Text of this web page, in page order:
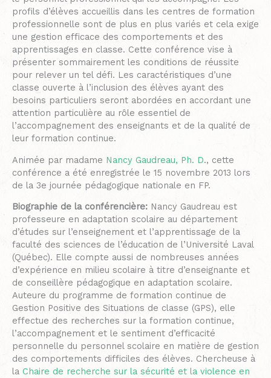
profils d’élèves accueillis dans les centres de formation
professionnelle sont de plus en plus variés et cela exige
une gestion efficace des comportements et des
apprentissages en classe. Cette conférence vise à
présenter sommairement les conditions de réussite
pour relever un tel défi. Les caractéristiques d’une
classe ouverte à l’inclusion des élèves ayant des
besoins particuliers seront abordées en accordant une
attention particulière au rôle essentiel de
l’accompagnement des enseignants et de la qualité de
leur formation continue.
Animée par madame Nancy Gaudreau, Ph. D., cette
conférence a été enregistrée le 15 novembre 2013 lors
de la 3e journée pédagogique nationale en FP.
Biographie de la conférencière: Nancy Gaudreau est
professeure en adaptation scolaire au département
d’études sur l’enseignement et l’apprentissage de la
faculté des sciences de l’éducation de l’Université Laval
(Québec). Elle compte aussi de nombreuses années
d’expérience en milieu scolaire à titre d’enseignante et
de conseillère pédagogique en adaptation scolaire.
Auteure du programme de formation continue de
Gestion Positive des Situations de classe (GPS), elle
effectue des recherches sur la formation continue,
l’accompagnement et le sentiment d’efficacité
personnelle du personnel scolaire en matière de gestion
des comportements difficiles des élèves. Chercheuse à
la Chaire de recherche sur la sécurité et la violence en